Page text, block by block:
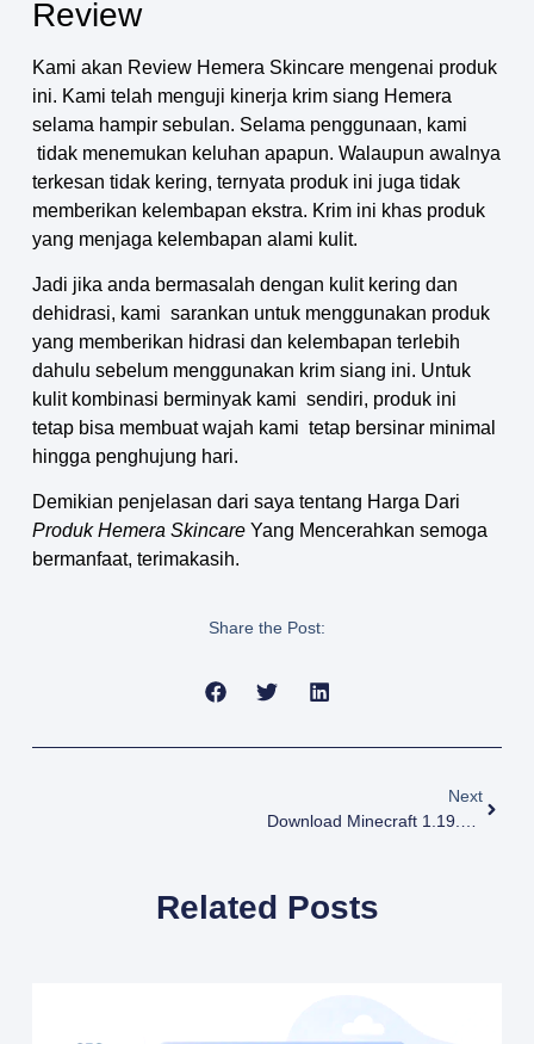
Review
Kami akan Review Hemera Skincare mengenai produk
ini. Kami telah menguji kinerja krim siang Hemera
selama hampir sebulan. Selama penggunaan, kami
tidak menemukan keluhan apapun. Walaupun awalnya
terkesan tidak kering, ternyata produk ini juga tidak
memberikan kelembapan ekstra. Krim ini khas produk
yang menjaga kelembapan alami kulit.
Jadi jika anda bermasalah dengan kulit kering dan
dehidrasi, kami sarankan untuk menggunakan produk
yang memberikan hidrasi dan kelembapan terlebih
dahulu sebelum menggunakan krim siang ini. Untuk
kulit kombinasi berminyak kami sendiri, produk ini
tetap bisa membuat wajah kami tetap bersinar minimal
hingga penghujung hari.
Demikian penjelasan dari saya tentang Harga Dari
Produk Hemera SkincareYang Mencerahkan semoga
bermanfaat, terimakasih.
Share the Post:
Next
Related Posts